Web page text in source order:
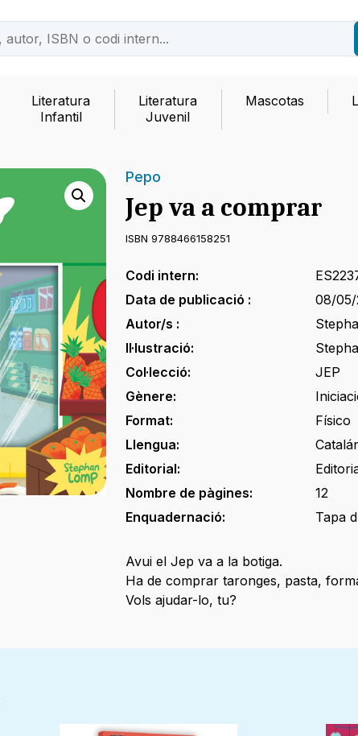
Literatura
Infantil
Literatura
Juvenil
Mascotas
Pepo
Jep va a comprar
ISBN 9788466158251
Codi intern:
Data de publicació :
08/05/
Autor/s :
Il·lustració:
Col·lecció:
JEP
Gènere:
Format:
Físico
Llengua:
Editorial:
Nombre de pàgines:
12
Enquadernació:
Tapa
Avui el Jep va a la botiga.
Ha de comprar taronges, pasta,
Vols ajudar-lo, tu?